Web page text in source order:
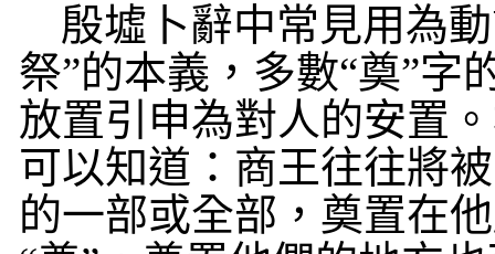
殷墟卜辭中常見用為
祭”的本義，多數“奠”字
放置引申為對人的安置
可以知道：商王往往將
的一部或全部，奠置在